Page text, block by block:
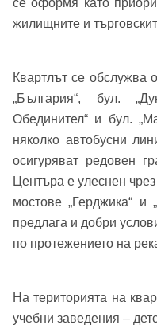
Добре
се оформя като
жилищните и
Квартлът се обслужва
„България“, бул.
Обединител“ и бул.
няколко автобусни
осигуряват редовен
Центъра е улеснен
мостове „Герджика“
предлага и добри
по протежението на
На територията на
учебни заведения –
Име*